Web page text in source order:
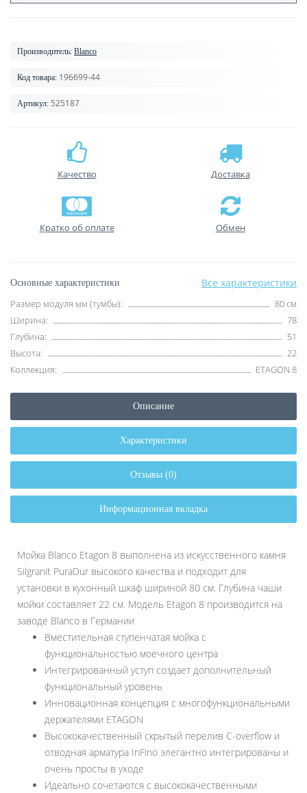
Производитель: Blanco
Код товара: 196699-44
Артикул: 525187
Качество Доставка
Кратко об оплате Обмен
Основные характеристики Все характеристики
Размер модуля мм (тумбы):
80 см
Ширина:
78
Глубина:
51
Высота:
22
Коллекция:
ETAGON 8
Описание
Характеристики
Отзывы (0)
Информационная вкладка
Мойка Blanco Etagon 8 выполнена из искусственного камня
Silgranit PuraDur высокого качества и подходит для
установки в кухонный шкаф шириной 80 см. Глубина чаши
мойки составляет 22 см. Модель Etagon 8 производится на
заводе Blanco в Германии
Вместительная ступенчатая мойка с
функциональностью моечного центра
Интегрированный уступ создает дополнительный
функциональный уровень
Инновационная концепция с многофункциональными
держателями ETAGON
Высококачественный скрытый перелив C-overflow и
отводная арматура InFino элегантно интегрированы и
очень просты в уходе
Идеально сочетаются с высококачественными